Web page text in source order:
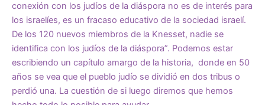
conexión con los judíos de la diáspora no es de interés para
los israelíes, es un fracaso educativo de la sociedad israelí.
De los 120 nuevos miembros de la Knesset, nadie se
identifica con los judíos de la diáspora”. Podemos estar
escribiendo un capítulo amargo de la historia, donde en 50
años se vea que el pueblo judío se dividió en dos tribus o
perdió una. La cuestión de si luego diremos que hemos